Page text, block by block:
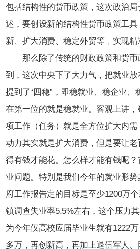
包括结构性的货币政策，这次政治
述，要创设新的结构性货币政策工具
新、扩大消费、稳定外贸等，实现精
那么除了传统的财政政策和货
到，这次中央下了大力气，把就业放
提到了“四稳”，即稳就业、稳企业、
在第一位的就是稳就业。客观上讲
项工作（任务）就是全方位扩大内
动力其实就是扩大消费，但是要让
得有钱才能花。怎么样才能有钱呢
业问题。特别是我们今年的就业形
府工作报告定的目标是至少1200万
镇调查失业率5.5%左右，这个压力
为今年仅高校应届毕业生就有1222
多万，再创新高，再加上退伍军人